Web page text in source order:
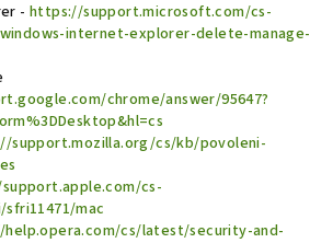
-https://support.microsoft.com/cs-
internet-explorer-delete-manage-
chrome/answer/95647?
support.mozilla.org/cs/kb/povoleni-
cs-
mac
cs/latest/security-and-